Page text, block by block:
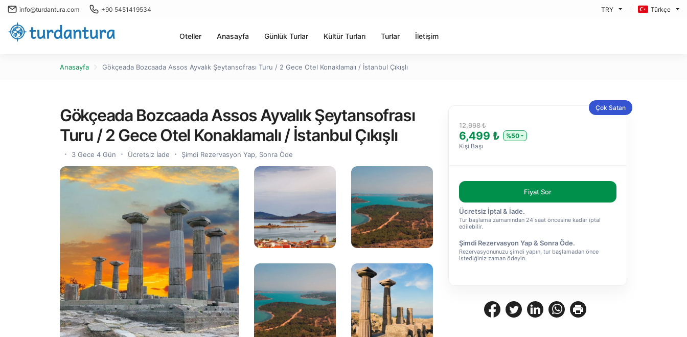
info@turdantura.com +90 5451419534 TRY Türkçe
Oteller Anasayfa Günlük Turlar Kültür Turları Turlar İletişim
Anasayfa Gökçeada Bozcaada Assos Ayvalık Şeytansofrası Turu / 2 Gece Otel Konaklamalı / İstanbul Çıkışlı
Gökçeada Bozcaada Assos Ayvalık Şeytansofrası
Turu / 2 Gece Otel Konaklamalı / İstanbul Çıkışlı
3 Gece 4 Gün Ücretsiz İade Şimdi Rezervasyon Yap, Sonra Öde
Çok Satan
12,998 ₺
6,499 ₺
%50
Kişi Başı
Fiyat Sor
Ücretsiz İptal & İade.
Tur başlama zamanından 24 saat öncesine kadar iptal
edilebilir.
Şimdi Rezervasyon Yap & Sonra Öde.
Rezervasyonunuzu şimdi yapın, tur başlamadan önce
istediğiniz zaman ödeyin.